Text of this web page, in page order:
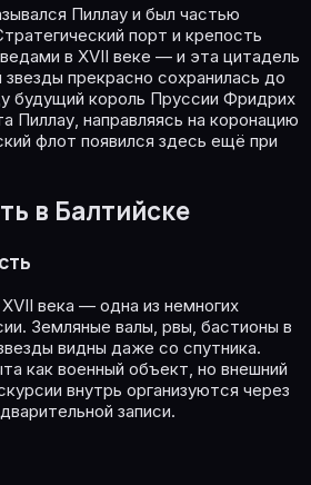
Пиллау и был частью
порт и крепость
в XVII веке — и эта цитадель
прекрасно сохранилась до
будущий король Пруссии Фридрих
Пиллау, направляясь на коронацию
флот появился здесь ещё при
в Балтийске
века — одна из немногих
Земляные валы, рвы, бастионы в
видны даже со спутника.
как военный объект, но внешний
внутрь организуются через
записи.